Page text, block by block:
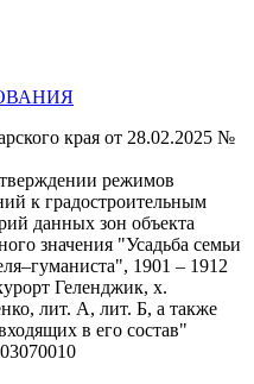
края от 28.02.2025 №
режимов
к градостроительным
данных зон объекта
значения "Усадьба семьи
1901 – 1912
Геленджик, х.
лит. А, лит. Б, а также
в его состав"